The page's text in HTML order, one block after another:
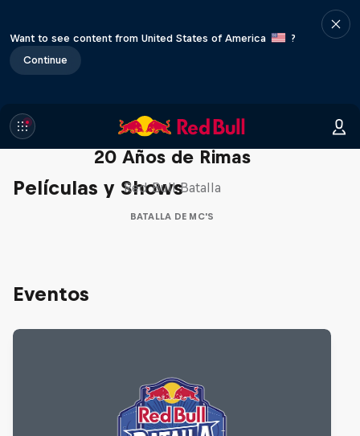
Want to see content from United States of America
?
Continue
Películas y Shows
Red Bull Batalla Nueva Historia:
20 Años de Rimas
Red Bull Batalla
BATALLA DE MC'S
Eventos